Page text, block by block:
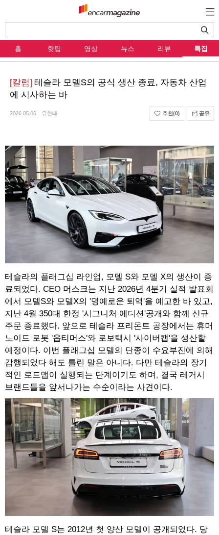
홈 핫팁 영상 뉴스 리뷰 특집
[칼럼] 테슬라 모델S의 공식 생산 종료, 자동차 산업
에 시사하는 바
2026.05.06 유현태 추천(0) 공유
테슬라의 플래그십 라인업, 모델 S와 모델 X의 생산이 종
료되었다. CEO 머스크는 지난 2026년 4분기 실적 발표회
에서 모델S와 모델X의 '명예로운 퇴역'을 예고한 바 있고,
지난 4월 350대 한정 '시그니처 에디션'공개와 함께 신규
주문 종료했다. 앞으로 테슬라 프리몬트 공장에서는 휴머
노이드 로봇 '옵티머스'와 로보택시 '사이버캡'을 생산할
예정이다. 이번 플래그십 모델의 단종이 수요부진에 의해
감행되었다 해도 틀린 말은 아니다. 다만 테슬라의 장기
적인 로드맵이 실행되는 단계이기도 하며, 결국 레거시
브랜드들을 앞서나가는 수순이라는 사견이다.
테슬라 모델 S는 2012년 첫 양산 모델이 공개되었다. 당